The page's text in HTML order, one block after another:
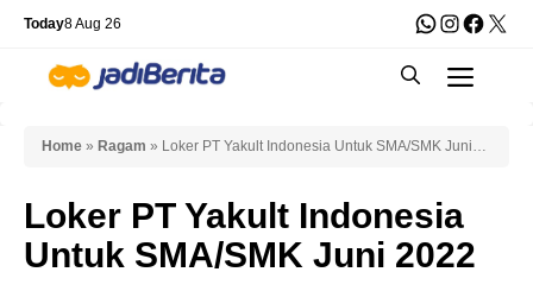
Skip
content
Today8 Aug 26 WhatsApp
X
Home » Ragam » Loker PT Yakult Indonesia Untuk SMA/SMK Juni
Loker PT Yakult Indonesia
Untuk SMA/SMK Juni 2022